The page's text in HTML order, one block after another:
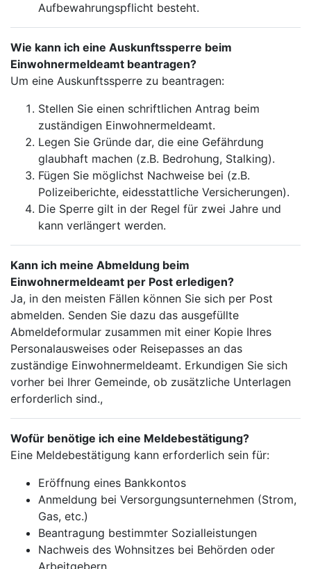
Aufbewahrungspflicht besteht.
Wie kann ich eine Auskunftssperre beim
Einwohnermeldeamt beantragen?
Um eine Auskunftssperre zu beantragen:
Stellen Sie einen schriftlichen Antrag beim
zuständigen Einwohnermeldeamt.
Legen Sie Gründe dar, die eine Gefährdung
glaubhaft machen (z.B. Bedrohung, Stalking).
Fügen Sie möglichst Nachweise bei (z.B.
Polizeiberichte, eidesstattliche Versicherungen).
Die Sperre gilt in der Regel für zwei Jahre und
kann verlängert werden.
Kann ich meine Abmeldung beim
Einwohnermeldeamt per Post erledigen?
Ja, in den meisten Fällen können Sie sich per Post
abmelden. Senden Sie dazu das ausgefüllte
Abmeldeformular zusammen mit einer Kopie Ihres
Personalausweises oder Reisepasses an das
zuständige Einwohnermeldeamt. Erkundigen Sie sich
vorher bei Ihrer Gemeinde, ob zusätzliche Unterlagen
erforderlich sind.,
Wofür benötige ich eine Meldebestätigung?
Eine Meldebestätigung kann erforderlich sein für:
Eröffnung eines Bankkontos
Anmeldung bei Versorgungsunternehmen (Strom,
Gas, etc.)
Beantragung bestimmter Sozialleistungen
Nachweis des Wohnsitzes bei Behörden oder
Arbeitgebern